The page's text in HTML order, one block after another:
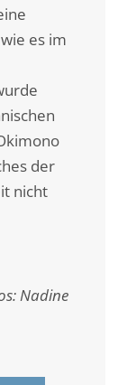
es im
der
nicht
Nadine